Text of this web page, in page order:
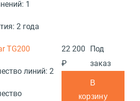
1
2 года
TG200
линий: 2
22 200
₽
Под
заказ
В
корзину